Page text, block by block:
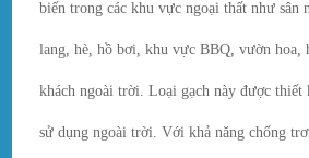
biến trong các khu vực ngoại thất như sân
lang, hè, hồ bơi, khu vực BBQ, vườn hoa,
khách ngoài trời. Loại gạch này được thiết
sử dụng ngoài trời. Với khả năng chống